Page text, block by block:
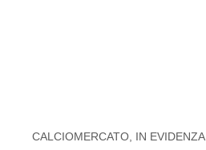
CALCIOMERCATO, IN EVIDENZA